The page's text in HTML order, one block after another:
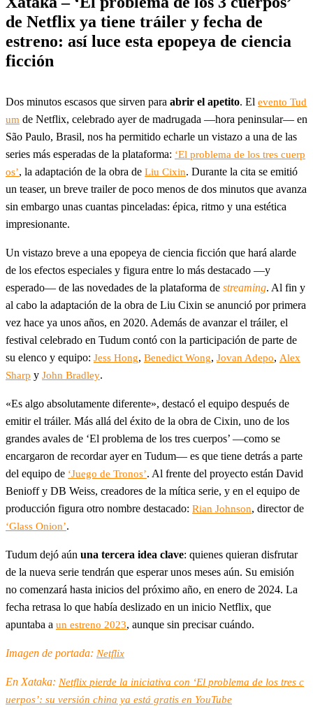
de Netflix ya tiene tráiler y fecha de
estreno: así luce esta epopeya de ciencia
ficción
Dos minutos escasos que sirven para abrir el apetito. El evento Tud
um de Netflix, celebrado ayer de madrugada —hora peninsular— en
São Paulo, Brasil, nos ha permitido echarle un vistazo a una de las
series más esperadas de la plataforma: ‘El problema de los tres cuerp
os’, la adaptación de la obra de Liu Cixin. Durante la cita se emitió
un teaser, un breve trailer de poco menos de dos minutos que avanza
sin embargo unas cuantas pinceladas: épica, ritmo y una estética
impresionante.
Un vistazo breve a una epopeya de ciencia ficción que hará alarde
de los efectos especiales y figura entre lo más destacado —y
esperado— de las novedades de la plataforma de streaming. Al fin y
al cabo la adaptación de la obra de Liu Cixin se anunció por primera
vez hace ya unos años, en 2020. Además de avanzar el tráiler, el
festival celebrado en Tudum contó con la participación de parte de
su elenco y equipo: Jess Hong, Benedict Wong, Jovan Adepo, Alex
Sharp y John Bradley.
«Es algo absolutamente diferente», destacó el equipo después de
emitir el tráiler. Más allá del éxito de la obra de Cixin, uno de los
grandes avales de ‘El problema de los tres cuerpos’ —como se
encargaron de recordar ayer en Tudum— es que tiene detrás a parte
del equipo de ‘Juego de Tronos’. Al frente del proyecto están David
Benioff y DB Weiss, creadores de la mítica serie, y en el equipo de
producción figura otro nombre destacado: Rian Johnson, director de
‘Glass Onion’.
Tudum dejó aún una tercera idea clave: quienes quieran disfrutar
de la nueva serie tendrán que esperar unos meses aún. Su emisión
no comenzará hasta inicios del próximo año, en enero de 2024. La
fecha retrasa lo que había deslizado en un inicio Netflix, que
apuntaba a un estreno 2023, aunque sin precisar cuándo.
Imagen de portada: Netflix
En Xataka: Netflix pierde la iniciativa con ‘El problema de los tres c
uerpos’: su versión china ya está gratis en YouTube